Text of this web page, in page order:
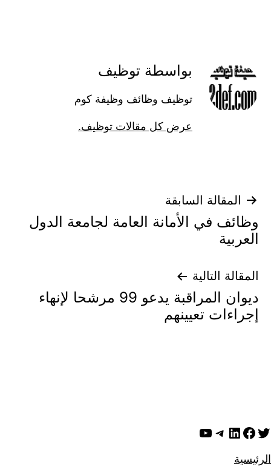
بواسطة توظيف
توظيف وظائف وظيفة كوم
عرض كل مقالات توظيف.
تصفّح
المقالات
المقالة السابقة
وظائف في الأمانة العامة لجامعة الدول
العربية
المقالة التالية
ديوان المراقبة يدعو 99 مرشحا لإنهاء
إجراءات تعيينهم
تويترفيسبوك
لينكد إن تيليجرام
يوتيوب
الرئيسية